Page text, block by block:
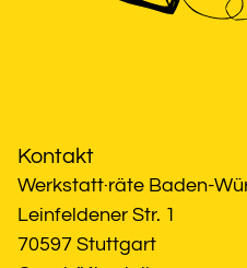
Kontakt
Werkstatt·räte Baden-
Leinfeldener Str. 1
70597 Stuttgart